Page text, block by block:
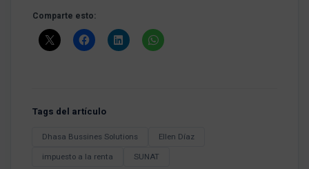
Comparte esto:
Tags del artículo
Dhasa Bussines Solutions
Ellen Díaz
impuesto a la renta
SUNAT